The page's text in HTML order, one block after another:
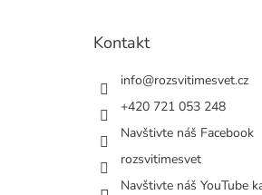
Kontakt
info@rozsvitimesvet.cz
+420 721 053 248
Navštivte náš Facebook
rozsvitimesvet
Navštivte náš YouTube